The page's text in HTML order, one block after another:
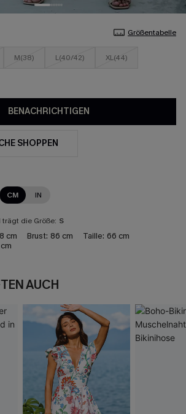
Größentabelle
M(38) L(40/42) XL(44)
BENACHRICHTIGEN
SHOPPEN
CM IN
trägt die Größe: S
cm Brust: 86 cm Taille: 66 cm
AUCH